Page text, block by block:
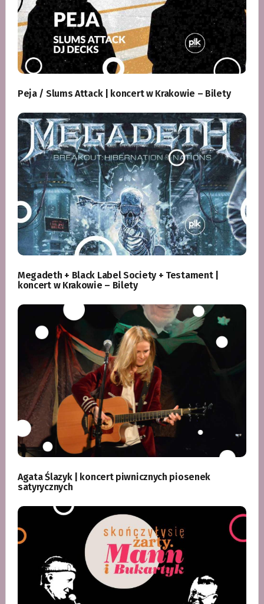
Peja / Slums Attack | koncert w Krakowie – Bilety
Megadeth + Black Label Society + Testament |
koncert w Krakowie – Bilety
Agata Ślazyk | koncert piwnicznych piosenek
satyrycznych